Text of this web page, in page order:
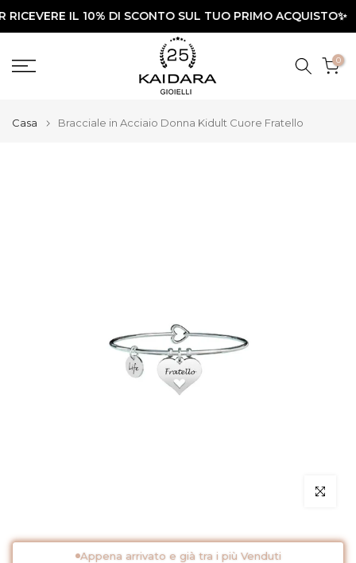
Vai
al
IL 10% DI SCONTO SUL TUO PRIMO ACQUISTO✨
0
Casa Bracciale in Acciaio Donna Kidult Cuore Fratello
Clicca per
Appena arrivato e già tra i più Venduti